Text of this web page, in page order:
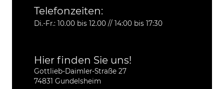
Telefonzeiten:
Di.-Fr.: 10.00 bis 12.00 // 14:00 bis 17:30
Hier finden Sie uns!
Gottlieb-Daimler-Straße 27
74831 Gundelsheim